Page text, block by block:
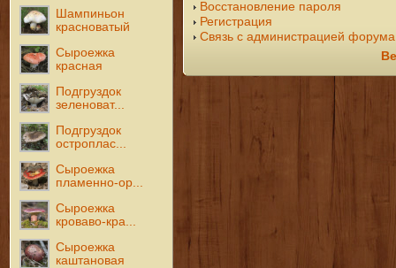
Шампиньон
красноватый
Сыроежка
красная
Подгруздок
зеленоват...
Подгруздок
остроплас...
Сыроежка
пламенно-ор...
Сыроежка
кроваво-кра...
Сыроежка
каштановая
Восстановление пароля
Регистрация
Связь с администрацией форума